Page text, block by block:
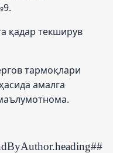
қадар текширув
тармоқлари
амалга